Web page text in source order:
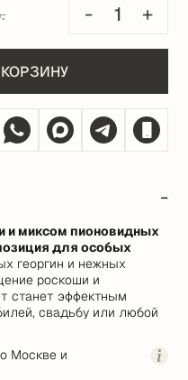
- +
и миксом пионовидных
для особых
георгин и нежных
роскоши и
станет эффектным
свадьбу или любой
Москве и